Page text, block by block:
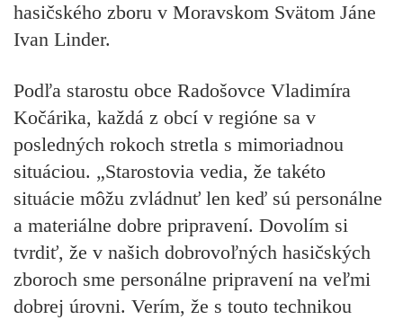
hasičského zboru v Moravskom Svätom Jáne
Ivan Linder.
Podľa starostu obce Radošovce Vladimíra
Kočárika, každá z obcí v regióne sa v
posledných rokoch stretla s mimoriadnou
situáciou. „Starostovia vedia, že takéto
situácie môžu zvládnuť len keď sú personálne
a materiálne dobre pripravení. Dovolím si
tvrdiť, že v našich dobrovoľných hasičských
zboroch sme personálne pripravení na veľmi
dobrej úrovni. Verím, že s touto technikou